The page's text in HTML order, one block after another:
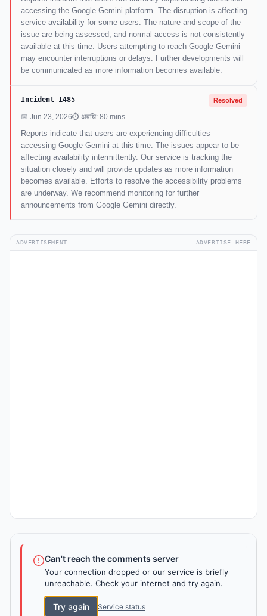
accessing the Google Gemini platform. The disruption is affecting
service availability for some users. The nature and scope of the
issue are being assessed, and normal access is not consistently
available at this time. Users attempting to reach Google Gemini
may encounter interruptions or delays. Further developments will
be communicated as more information becomes available.
Incident 1485 Resolved
📅 Jun 23, 2026⏱ अवधि: 80 mins
Reports indicate that users are experiencing difficulties
accessing Google Gemini at this time. The issues appear to be
affecting availability intermittently. Our service is tracking the
situation closely and will provide updates as more information
becomes available. Efforts to resolve the accessibility problems
are underway. We recommend monitoring for further
announcements from Google Gemini directly.
ADVERTISEMENT ADVERTISE HERE
Can't reach the comments server
Your connection dropped or our service is briefly
unreachable. Check your internet and try again.
Try again Service status